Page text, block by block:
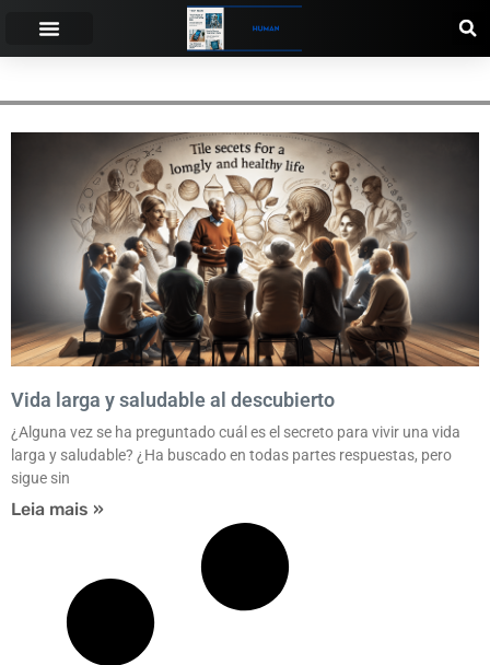
Vida larga y saludable al descubierto
¿Alguna vez se ha preguntado cuál es el secreto para vivir una vida
larga y saludable? ¿Ha buscado en todas partes respuestas, pero
sigue sin
Leia mais »